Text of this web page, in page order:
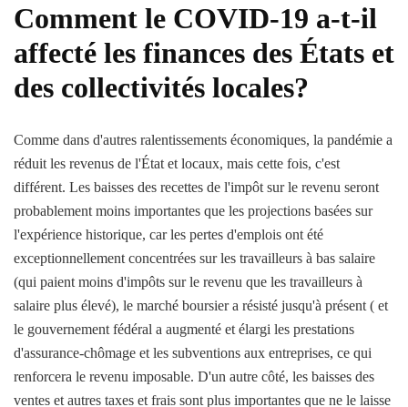
Comment le COVID-19 a-t-il
affecté les finances des États et
des collectivités locales?
Comme dans d'autres ralentissements économiques, la pandémie a
réduit les revenus de l'État et locaux, mais cette fois, c'est
différent. Les baisses des recettes de l'impôt sur le revenu seront
probablement moins importantes que les projections basées sur
l'expérience historique, car les pertes d'emplois ont été
exceptionnellement concentrées sur les travailleurs à bas salaire
(qui paient moins d'impôts sur le revenu que les travailleurs à
salaire plus élevé), le marché boursier a résisté jusqu'à présent ( et
le gouvernement fédéral a augmenté et élargi les prestations
d'assurance-chômage et les subventions aux entreprises, ce qui
renforcera le revenu imposable. D'un autre côté, les baisses des
ventes et autres taxes et frais sont plus importantes que ne le laisse